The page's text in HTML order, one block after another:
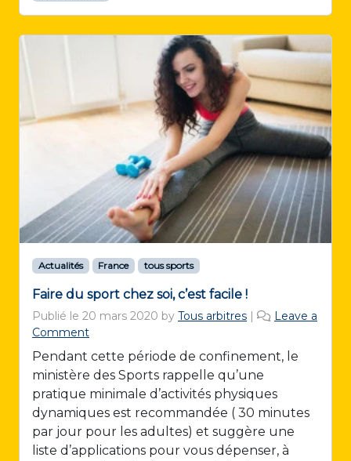
Actualités France tous sports
Faire du sport chez soi, c’est facile !
Publié le 20 mars 2020 by Tous arbitres |
Leave a
Comment
Pendant cette période de confinement, le
ministère des Sports rappelle qu’une
pratique minimale d’activités physiques
dynamiques est recommandée ( 30 minutes
par jour pour les adultes) et suggère une
liste d’applications pour vous dépenser, à